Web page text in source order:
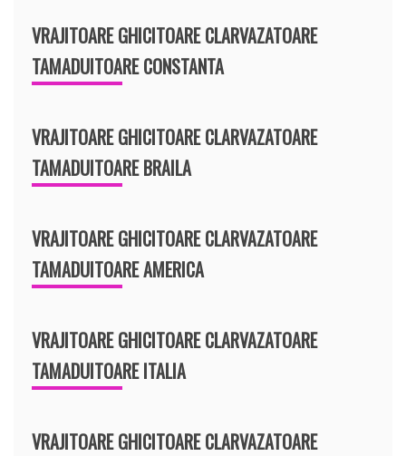
VRAJITOARE GHICITOARE CLARVAZATOARE
TAMADUITOARE CONSTANTA
VRAJITOARE GHICITOARE CLARVAZATOARE
TAMADUITOARE BRAILA
VRAJITOARE GHICITOARE CLARVAZATOARE
TAMADUITOARE AMERICA
VRAJITOARE GHICITOARE CLARVAZATOARE
TAMADUITOARE ITALIA
VRAJITOARE GHICITOARE CLARVAZATOARE